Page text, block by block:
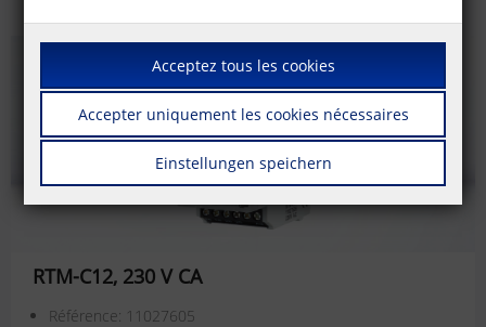
RTM-C12, 230 V CA
Référence: 11027605
Acceptez tous les cookies
Accepter uniquement les cookies nécessaires
Einstellungen speichern